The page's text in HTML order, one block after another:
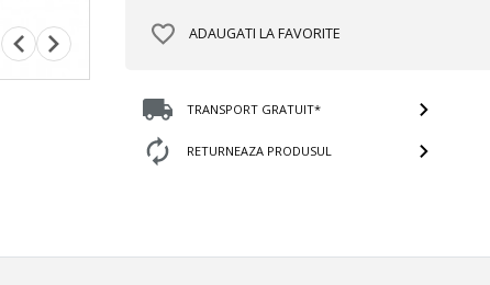
ADAUGATI LA FAVORITE
TRANSPORT GRATUIT*
RETURNEAZA PRODUSUL